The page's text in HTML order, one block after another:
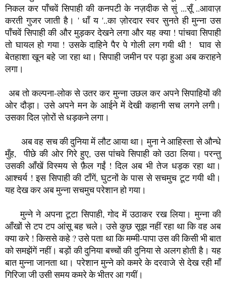
उसका दिल ज़ोरों से धड़कने लगा।
अब वह सच की दुनिया में लौट आया था। मुना ने आहिस्ता से औन्धे
मुँह, पीछे की ओर गिरे हुए, उस पांचवे सिपाही को उठा लिया। परन्तु
उसकी आँखें विस्मय से फ़ैल गईं ! दिल अब भी तेज धड़क रहा था।
आश्चर्य ! इस सिपाही की टाँगें, घुटनों के पास से सचमुच टूट गयी थी।
मुन्ने ने अपना टूटा सिपाही, गोद में उठाकर रख लिया। मुन्ना की
आँखों से टप टप आंसू बह चले। उसे कुछ सूझ नहीं रहा था कि वह अब
को समझेंगें नहीं। बड़ों की दुनिया बच्चों की दुनिया से अलग होती है। यह
बात मुन्ना जानता था। परेशान मुन्ने को कमरे के दरवाजे से देख रही माँ
गिरिजा जी उसी समय कमरे के भीतर आ गयीं।
पहले तो उन्होंने कमरे में चारों तरफ फ़ैली चीजें बटोर कर उन्हें सही जगह
निगाह पड़ी।
टूटे सिपाही को देख कर गिरिजा माँ कुछ सोच में पड गयीं। माँ ने
अपना सर हिलाया और समीप आयीं तो माँ की साड़ी का नर्म आँचल मुन्ना
के सर पे लहरा गया। माँ ने पूछा- 'मुन्ना ! क्या हुआ बेटा ? '